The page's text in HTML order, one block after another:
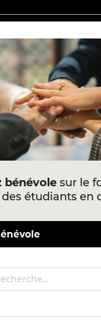
bénévolesur le
des étudiants en